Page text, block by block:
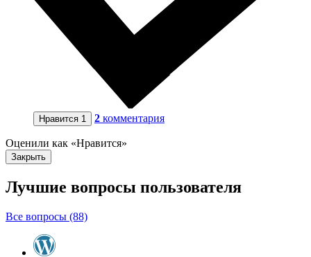
Нравится 1 2 комментария
Оценили как «Нравится»
Закрыть
Лучшие вопросы пользователя
Все вопросы (88)